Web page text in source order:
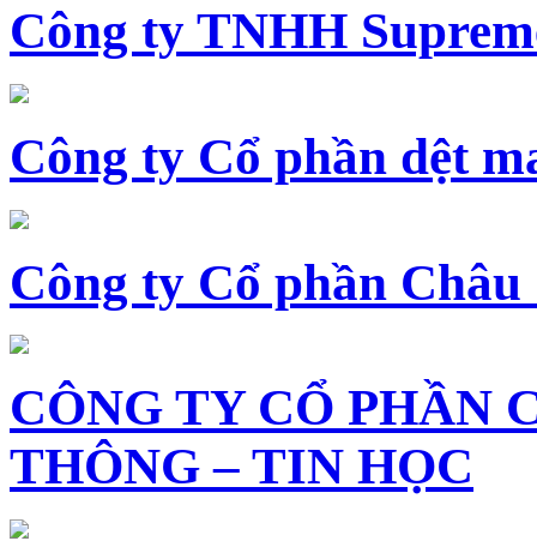
Công ty TNHH
Công ty Cổ phần dệt
Công ty Cổ phần Châu
CÔNG TY CỔ PHẦN
THÔNG – TIN HỌC